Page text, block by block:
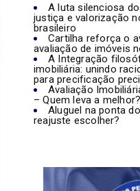
A luta silenciosa
justiça e valorização
brasileiro
Cartilha reforça o
avaliação de imóveis
A Integração
imobiliária: unindo
para precificação
Avaliação
– Quem leva a melhor?
Aluguel na ponta
reajuste escolher?